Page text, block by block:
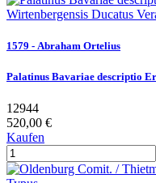
1579 - Abraham Ortelius
Palatinus Bavariae descriptio
12944
520,00 €
Kaufen